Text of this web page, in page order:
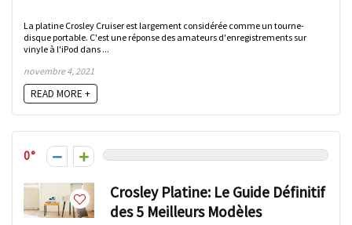
La platine Crosley Cruiser est largement considérée comme un tourne-
disque portable. C'est une réponse des amateurs d'enregistrements sur
vinyle à l'iPod dans ...
novembre 4, 2021
READ MORE +
0
Crosley Platine: Le Guide Définitif
des 5 Meilleurs Modèles